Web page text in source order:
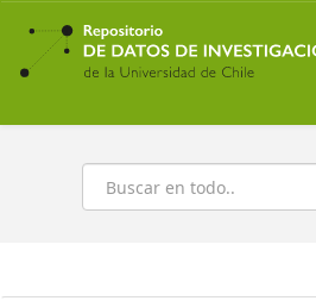
Ir
contenido
principal
Buscar